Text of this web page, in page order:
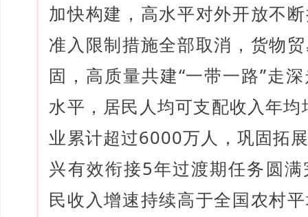
加快构建，高水平对外开放不
准入限制措施全部取消，货物
固，高质量共建“一带一路”走
水平，居民人均可支配收入年
业累计超过6000万人，巩固拓
兴有效衔接5年过渡期任务圆
民收入增速持续高于全国农村